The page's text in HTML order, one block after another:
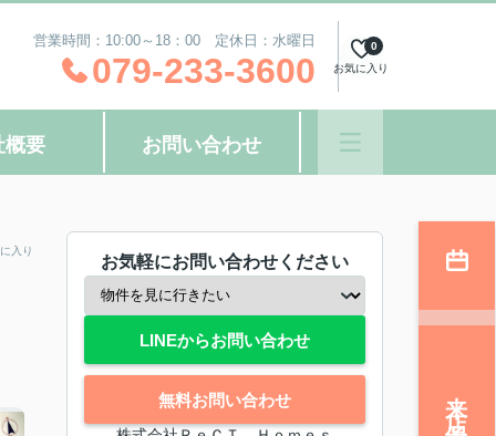
営業時間：10:00～18：00 定休日：水曜日
079-233-3600 お気に入り
0
概要 お問い合わせ
入り
お気軽にお問い合わせください
LINEからお問い合わせ
無料お問い合わせ 来店予約